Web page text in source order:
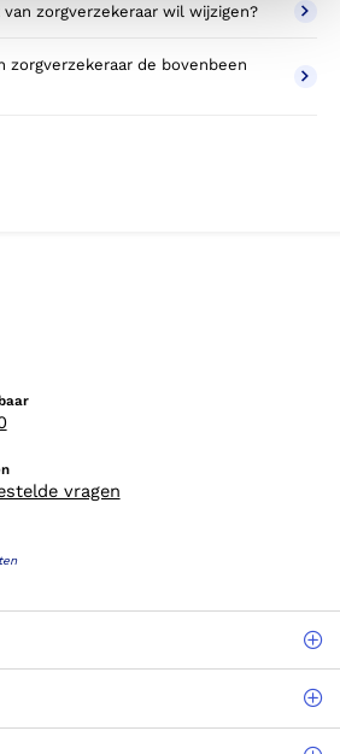
zorgverzekeraar wil wijzigen?
zorgverzekeraar de bovenbeen
vragen